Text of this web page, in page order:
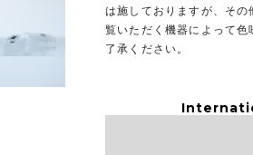
は施しておりますが、そ
覧いただく機器によって
了承ください。